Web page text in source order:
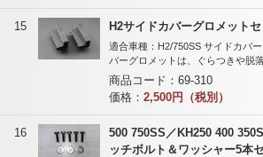
15 H2サイドカバーグロメットセ
適合車種：H2/750SS サイドカバ
バーグロメットは、ぐらつきや脱
商品コード： 69-310
価格： 2,500円（税別）
16
500 750SS／KH250 400
ッチボルト＆ワッシャー5本